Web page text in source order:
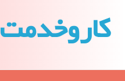
كاروخدمت